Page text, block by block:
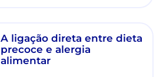
A ligação direta entre dieta
precoce e alergia
alimentar